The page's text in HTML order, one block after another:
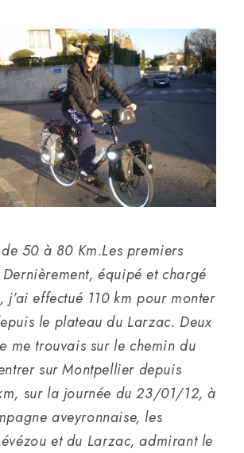
50 à 80 Km.Les premiers
équipé et chargé
j’ai effectué 110 km pour monter
le plateau du Larzac. Deux
me trouvais sur le chemin du
sur Montpellier depuis
sur la journée du 23/01/12, à
aveyronnaise, les
et du Larzac, admirant le